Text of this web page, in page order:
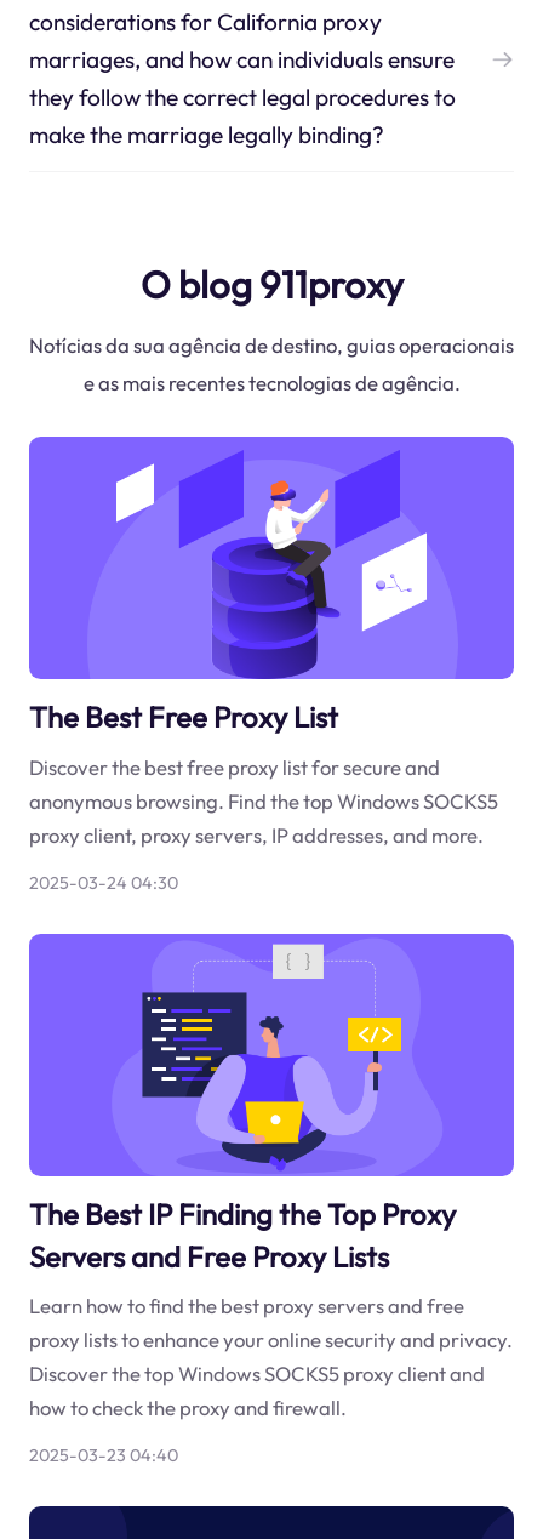
considerations for California proxy
marriages, and how can individuals ensure
they follow the correct legal procedures to
make the marriage legally binding?
O blog 911proxy
Notícias da sua agência de destino, guias operacionais
e as mais recentes tecnologias de agência.
The Best Free Proxy List
Discover the best free proxy list for secure and
anonymous browsing. Find the top Windows SOCKS5
proxy client, proxy servers, IP addresses, and more.
2025-03-24 04:30
The Best IP Finding the Top Proxy
Servers and Free Proxy Lists
Learn how to find the best proxy servers and free
proxy lists to enhance your online security and privacy.
Discover the top Windows SOCKS5 proxy client and
how to check the proxy and firewall.
2025-03-23 04:40